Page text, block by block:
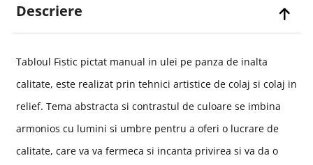
Descriere
Tabloul Fistic pictat manual in ulei pe panza de inalta
calitate, este realizat prin tehnici artistice de colaj si colaj in
relief. Tema abstracta si contrastul de culoare se imbina
armonios cu lumini si umbre pentru a oferi o lucrare de
calitate, care va va fermeca si incanta privirea si va da o